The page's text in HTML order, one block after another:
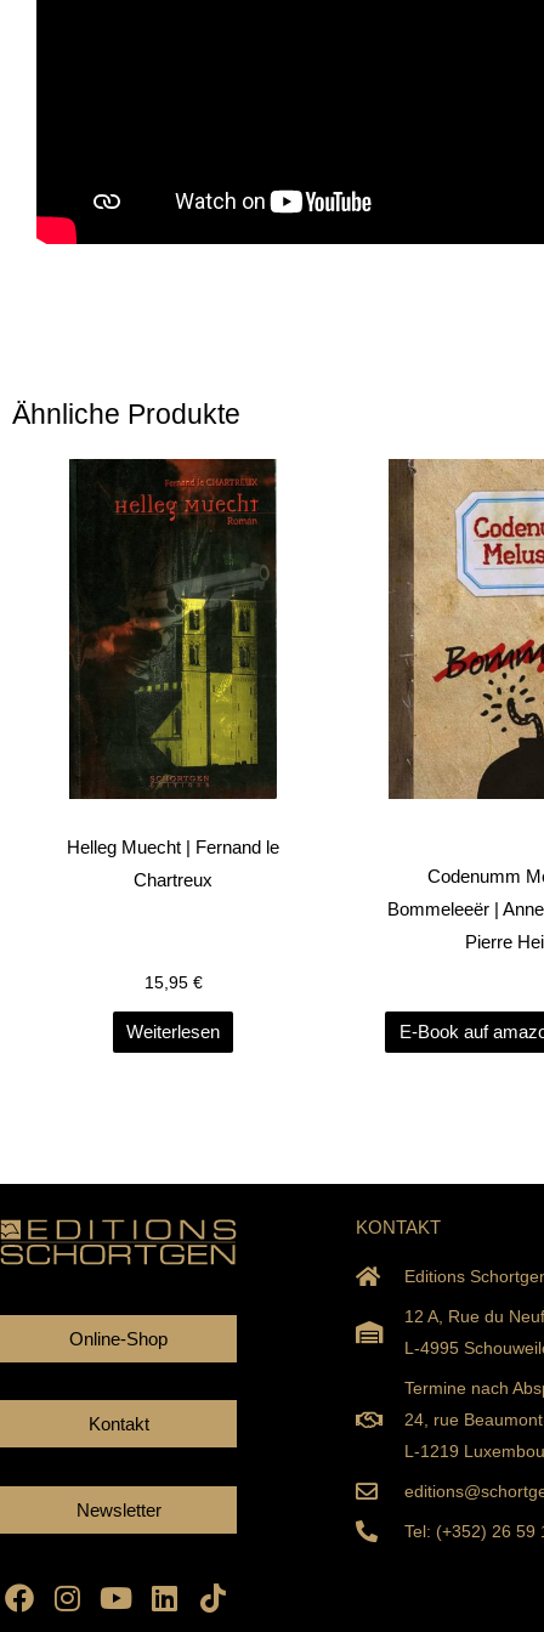
Ähnliche Produkte
Helleg Muecht | Fernand le
Chartreux
15,95 €
Weiterlesen
Codenumm
Bommeleeër |
Pierre
E-Book auf
Online-Shop
Kontakt
Newsletter
KONTAKT
Editions
12 A, Rue du
L-4995
Termine nach
24, rue Beaumont
L-1219
Tel: (+352) 26 59